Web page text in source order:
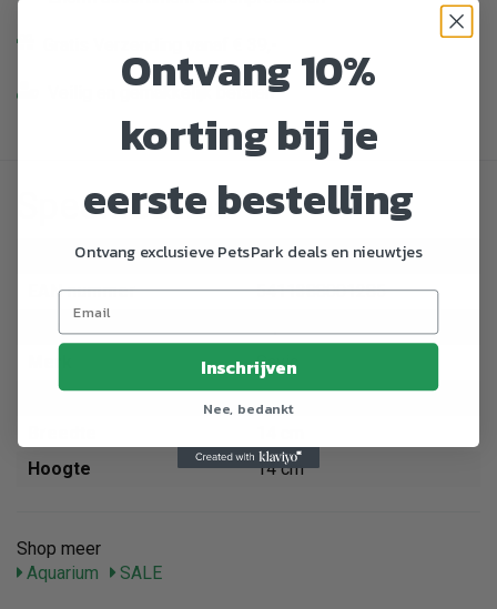
Veilig en gemakkelijk betalen
Specificaties
Artikelnummer
767652
EAN nummer
5411388001285
Dier
Savic
Lengte
20 cm
Hoogte
14 cm
Shop meer
Aquarium
SALE
Ontvang 10%
korting bij je
eerste bestelling
Ontvang exclusieve PetsPark deals en nieuwtjes
Inschrijven
Nee, bedankt